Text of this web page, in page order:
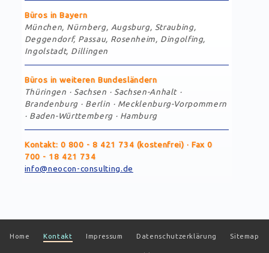
Büros in Bayern
München, Nürnberg, Augsburg, Straubing,
Deggendorf, Passau, Rosenheim, Dingolfing,
Ingolstadt, Dillingen
Büros in weiteren Bundesländern
Thüringen · Sachsen · Sachsen-Anhalt ·
Brandenburg · Berlin · Mecklenburg-Vorpommern
· Baden-Württemberg · Hamburg
Kontakt: 0 800 - 8 421 734 (kostenfrei) · Fax 0
700 - 18 421 734
info@neocon-consulting.de
Navigation
Home Kontakt Impressum Datenschutzerklärung Sitemap